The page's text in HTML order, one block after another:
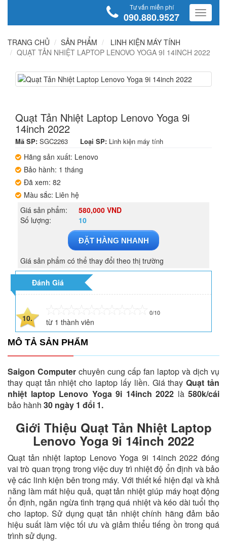
Tư vấn miễn phí
090.880.9527
TRANG CHỦ SẢN PHẨM
LINH KIỆN MÁY TÍNH
QUẠT TẢN NHIỆT LAPTOP LENOVO YOGA 9I 14INCH 2022
Quạt Tản Nhiệt Laptop Lenovo Yoga 9i
14inch 2022
Mã SP: SGC2263 Loại SP: Linh kiện máy tính
Hãng sản xuất: Lenovo
Bảo hành: 1 tháng
Đã xem: 82
Màu sắc: Liên hệ
Giá sản phẩm:
580,000 VND
Số lượng:
10
ĐẶT HÀNG NHANH
Giá sản phẩm có thể thay đổi theo thị trường
Đánh Giá
10.
0/10
từ 1 thành viên
MÔ TẢ SẢN PHẨM
Saigon Computer chuyên cung cấp fan laptop và dịch vụ
thay quạt tản nhiệt cho laptop lấy liền. Giá thayQuạt tản
nhiệt laptop Lenovo Yoga 9i 14inch 2022 là 580k/cái
bảo hành 30 ngày 1 đổi 1.
Giới Thiệu Quạt Tản Nhiệt Laptop
Lenovo Yoga 9i 14inch 2022
Quạt tản nhiệt laptop Lenovo Yoga 9i 14inch 2022 đóng
vai trò quan trọng trong việc duy trì nhiệt độ ổn định và bảo
vệ các linh kiện bên trong máy. Với thiết kế hiện đại và khả
năng làm mát hiệu quả, quạt tản nhiệt giúp máy hoạt động
ổn định, ngăn ngừa tình trạng quá nhiệt và kéo dài tuổi thọ
cho laptop. Sử dụng quạt tản nhiệt chính hãng đảm bảo
hiệu suất làm việc tối ưu và giảm thiểu tiếng ồn trong quá
trình sử dụng.